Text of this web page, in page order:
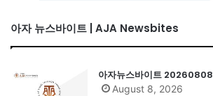
아자 뉴스바이트 | AJA Newsbites
아자뉴스바이트 20260808
August 8, 2026